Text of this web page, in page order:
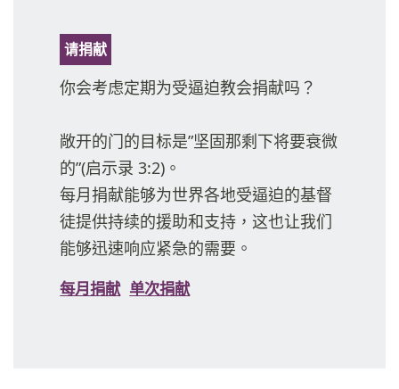
请捐献
你会考虑定期为受逼迫教会捐献吗？
敞开的门的目标是”坚固那剩下将要衰微
的”(启示录 3:2)。
每月捐献能够为世界各地受逼迫的基督
徒提供持续的援助和支持，这也让我们
能够迅速响应紧急的需要。
每月捐献 单次捐献